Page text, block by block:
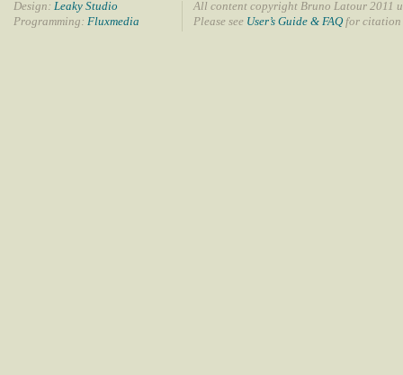
Design: Leaky Studio
Programming: Fluxmedia
All content copyright Bruno Latour 2011
Please see User’s Guide & FAQfor citation